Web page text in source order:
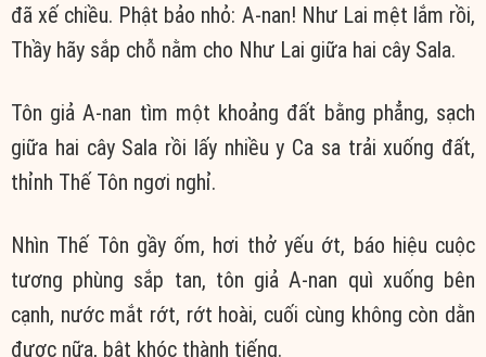
đã xế chiều. Phật bảo nhỏ: A-nan! Như Lai mệt lắm rồi,
Thầy hãy sắp chỗ nằm cho Như Lai giữa hai cây Sala.
Tôn giả A-nan tìm một khoảng đất bằng phẳng, sạch
giữa hai cây Sala rồi lấy nhiều y Ca satrải xuống đất,
thỉnh Thế Tôn ngơi nghỉ.
Nhìn Thế Tôn gầy ốm, hơi thở yếu ớt, báo hiệu cuộc
tương phùng sắp tan, tôn giả A-nan quì xuống bên
cạnh, nước mắt rớt, rớt hoài, cuối cùng không còn dằn
được nữa, bật khóc thành tiếng.